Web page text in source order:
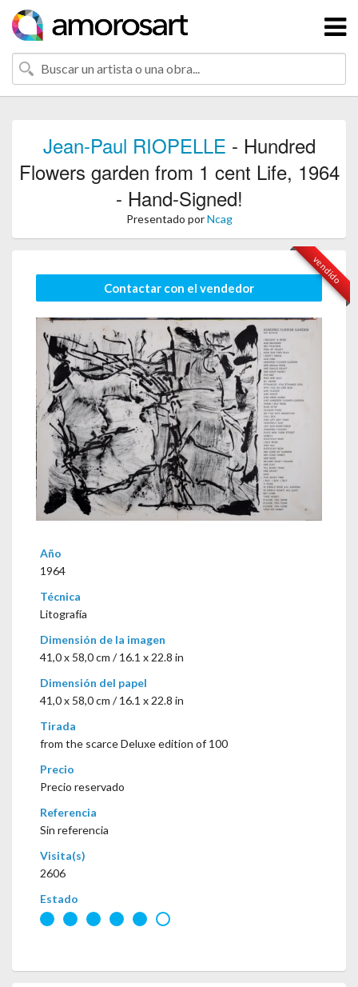
Jean-Paul RIOPELLE - Hundred
Flowers garden from 1 cent Life, 1964
- Hand-Signed!
Presentado porNcag
vendido
Contactar con el vendedor
Año
1964
Técnica
Litografía
Dimensión de la imagen
41,0 x 58,0 cm / 16.1 x 22.8 in
Dimensión del papel
41,0 x 58,0 cm / 16.1 x 22.8 in
Tirada
from the scarce Deluxe edition of 100
Precio
Precio reservado
Referencia
Sin referencia
Visita(s)
2606
Estado